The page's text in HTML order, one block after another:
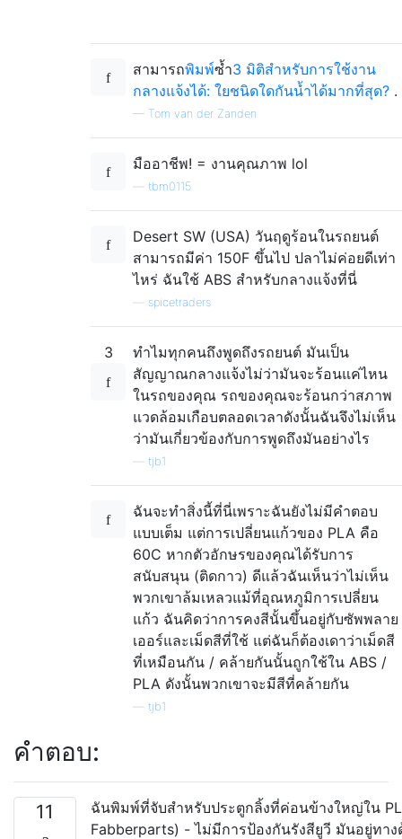
สามารถพิมพ์ซ้ำ3 มิติสำหรับการใช้งาน
กลางแจ้งได้: ใยชนิดใดกันน้ำได้มากที่สุด? .
— Tom van der Zanden
มืออาชีพ! = งานคุณภาพ lol
tbm0115
Desert SW (USA) วันฤดูร้อนในรถยนต์
สามารถมีค่า 150F ขึ้นไป ปลาไม่ค่อยดีเท่า
ไหร่ ฉันใช้ ABS สำหรับกลางแจ้งที่นี่
spicetraders
3
ทำไมทุกคนถึงพูดถึงรถยนต์ มันเป็น
สัญญาณกลางแจ้งไม่ว่ามันจะร้อนแค่ไหน
ในรถของคุณ รถของคุณจะร้อนกว่าสภาพ
แวดล้อมเกือบตลอดเวลาดังนั้นฉันจึงไม่เห็น
ว่ามันเกี่ยวข้องกับการพูดถึงมันอย่างไร
tjb1
ฉันจะทำสิ่งนี้ที่นี่เพราะฉันยังไม่มีคำตอบ
แบบเต็ม แต่การเปลี่ยนแก้วของ PLA คือ
60C หากตัวอักษรของคุณได้รับการ
สนับสนุน (ติดกาว) ดีแล้วฉันเห็นว่าไม่เห็น
พวกเขาล้มเหลวแม้ที่อุณหภูมิการเปลี่ยน
แก้ว ฉันคิดว่าการคงสีนั้นขึ้นอยู่กับซัพพลาย
เออร์และเม็ดสีที่ใช้ แต่ฉันก็ต้องเดาว่าเม็ดสี
ที่เหมือนกัน / คล้ายกันนั้นถูกใช้ใน ABS /
PLA ดังนั้นพวกเขาจะมีสีที่คล้ายกัน
tjb1
คำตอบ:
11
ฉันพิมพ์ที่จับสำหรับประตูกลิ้งที่ค่อนข้างใหญ่ใน
Fabberparts) - ไม่มีการป้องกันรังสียูวี มันอยู่ทา